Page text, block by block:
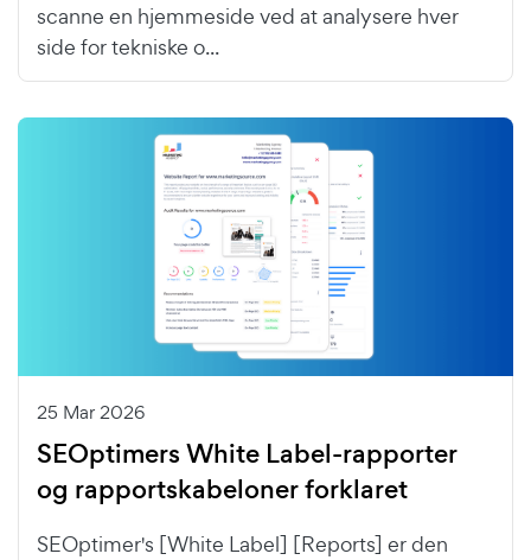
scanne en hjemmeside ved at analysere hver
side for tekniske o...
25 Mar 2026
SEOptimers White Label-rapporter
og rapportskabeloner forklaret
SEOptimer's [White Label] [Reports] er den